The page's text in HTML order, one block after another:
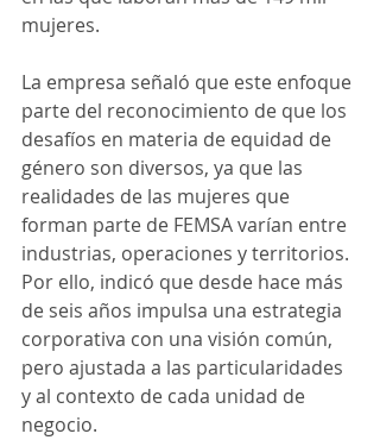
mujeres.
La empresa señaló que este enfoque
parte del reconocimiento de que los
desafíos en materia de equidad de
género son diversos, ya que las
realidades de las mujeres que
forman parte de FEMSA varían entre
industrias, operaciones y territorios.
Por ello, indicó que desde hace más
de seis años impulsa una estrategia
corporativa con una visión común,
pero ajustada a las particularidades
y al contexto de cada unidad de
negocio.